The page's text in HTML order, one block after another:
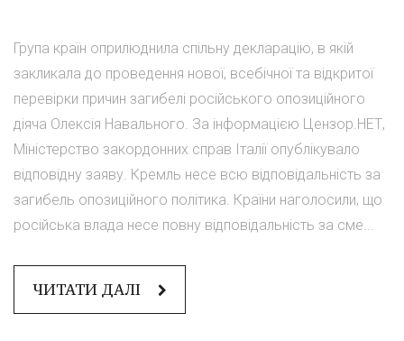
Група країн оприлюднила спільну декларацію, в якій
закликала до проведення нової, всебічної та відкритої
перевірки причин загибелі російського опозиційного
діяча Олексія Навального. За інформацією Цензор.НЕТ,
Міністерство закордонних справ Італії опублікувало
відповідну заяву. Кремль несе всю відповідальність за
загибель опозиційного політика. Країни наголосили, що
російська влада несе повну відповідальність за сме...
ЧИТАТИ ДАЛІ